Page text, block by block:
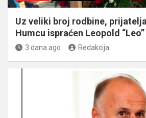
Uz veliki broj rodbine,
Humcu ispraćen Leopold
3 dana ago Redakcija